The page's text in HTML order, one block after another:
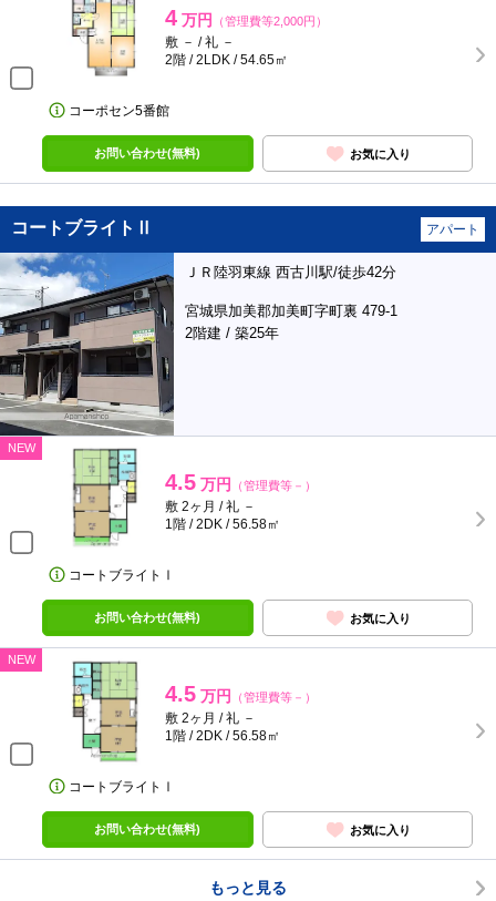
4 万円 （管理費等2,000円）
敷 － / 礼 －
2階 / 2LDK / 54.65㎡
コーポセン5番館
お問い合わせ(無料) お気に入り
コートブライトⅡ アパート
ＪＲ陸羽東線 西古川駅/徒歩42分
宮城県加美郡加美町字町裏 479-1
2階建 / 築25年
NEW
4.5 万円 （管理費等－）
敷 2ヶ月 / 礼 －
1階 / 2DK / 56.58㎡
コートブライトⅠ
お問い合わせ(無料) お気に入り
NEW
4.5 万円 （管理費等－）
敷 2ヶ月 / 礼 －
1階 / 2DK / 56.58㎡
コートブライトⅠ
お問い合わせ(無料) お気に入り
もっと見る